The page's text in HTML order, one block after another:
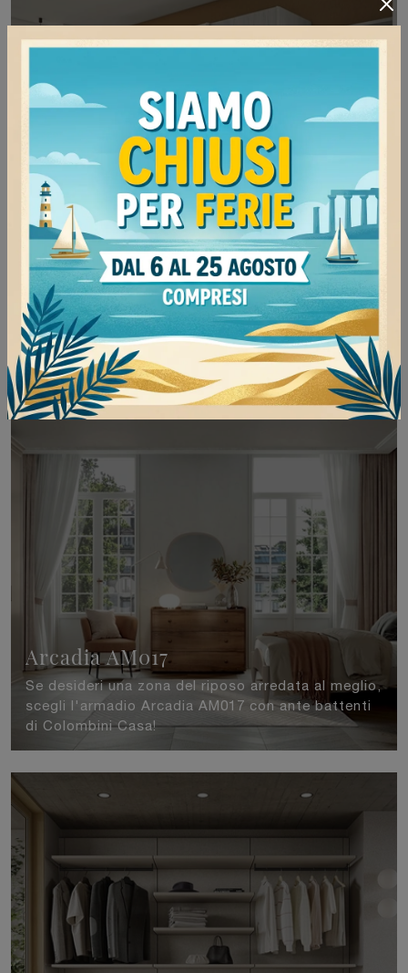
Free Volo M005
Ti presentiamo l'armadio Free Volo M005 in
melaminico di Colombini Casa! Un ricco catalogo
di armadi a muro con ante scorrevoli.
Arcadia AM017
Se desideri una zona del riposo arredata al meglio,
scegli l'armadio Arcadia AM017 con ante battenti
di Colombini Casa!